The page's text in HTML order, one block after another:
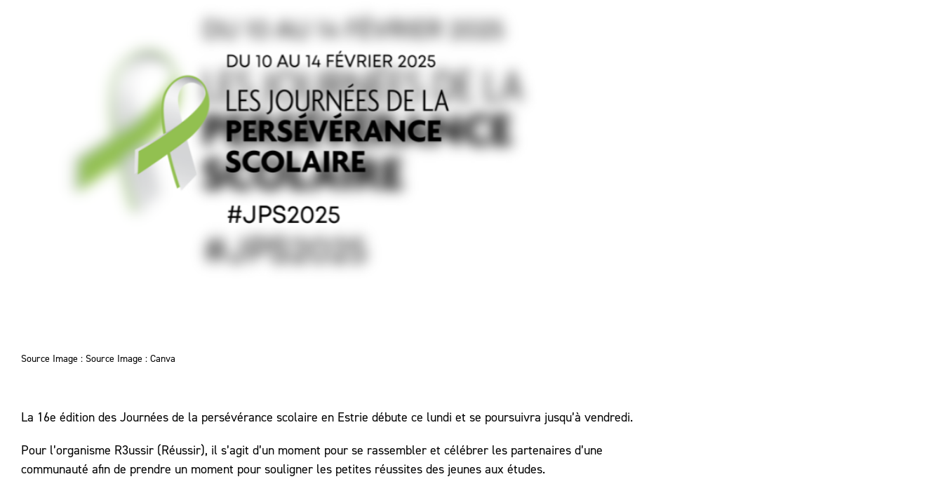
Source Image : Source Image : Canva
La 16e édition des Journées de la persévérance scolaire en Estrie débute ce lundi et se poursuivra jusqu’à vendredi.
Pour l’organisme R3ussir (Réussir), il s’agit d’un moment pour se rassembler et célébrer les partenaires d’une
communauté afin de prendre un moment pour souligner les petites réussites des jeunes aux études.